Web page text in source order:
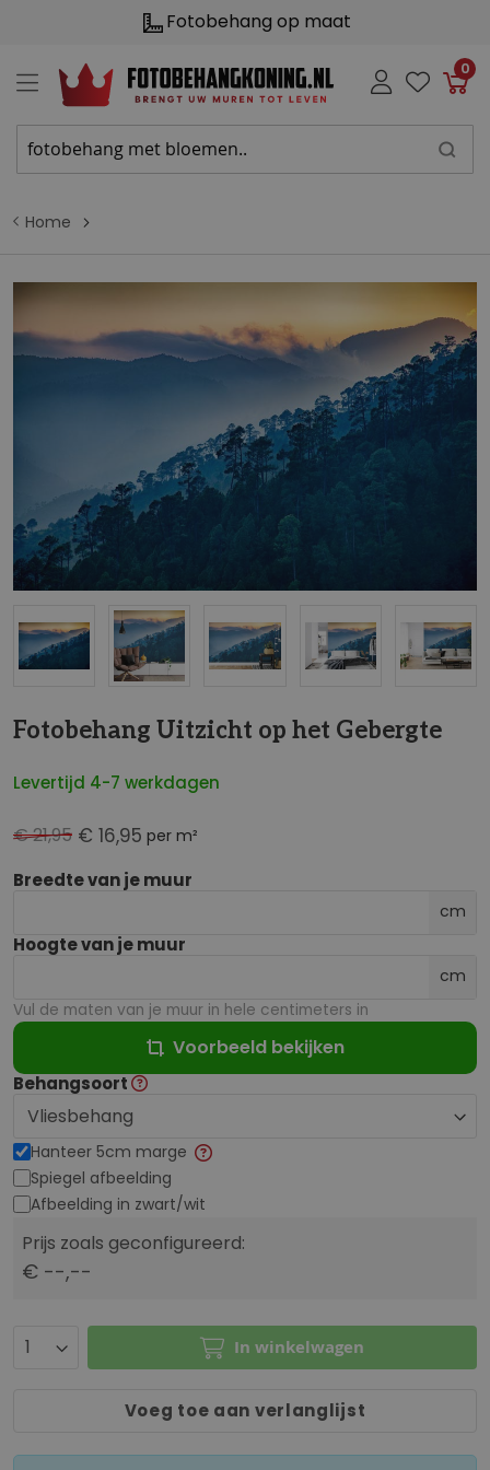
Fotobehang op maat
0
Home
Fotobehang Uitzicht op het Gebergte
Levertijd 4-7 werkdagen
€ 16,95 per m²
€ 21,95
Breedte van je muur
cm
Hoogte van je muur
cm
Vul de maten van je muur in hele centimeters in
Voorbeeld bekijken
Behangsoort
Hanteer 5cm marge
Spiegel afbeelding
Afbeelding in zwart/wit
Prijs zoals geconfigureerd:
€ --,--
In winkelwagen
Voeg toe aan verlanglijst